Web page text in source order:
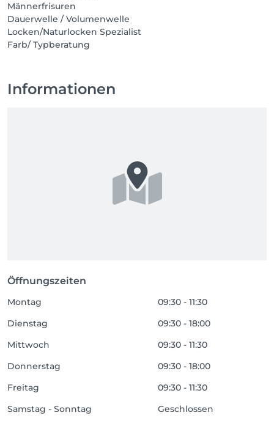
Männerfrisuren
Dauerwelle / Volumenwelle
Locken/Naturlocken Spezialist
Farb/ Typberatung
Informationen
Öffnungszeiten
Montag
09:30 - 11:30
Dienstag
09:30 - 18:00
Mittwoch
09:30 - 11:30
Donnerstag
09:30 - 18:00
Freitag
09:30 - 11:30
Samstag - Sonntag
Geschlossen